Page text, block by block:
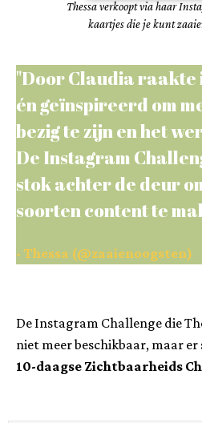
Thessa verkoopt via haar
kaartjes die je kunt
"Door Claudia raakte
én geïnspireerd om
bezig te zijn en het
De Instagram
stok achter de deur
soorten content te
- Thessa (@zaaienoogsten)
De Instagram Challenge die
niet meer beschikbaar, maar er
10-daagse Zichtbaarheids